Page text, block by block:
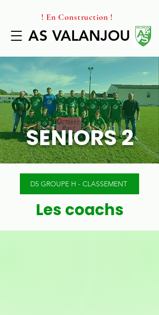
! En Construction !
AS VALANJOU
AS VALANJOU
SENIORS 2
D5 GROUPE H - CLASSEMENT
Les coachs